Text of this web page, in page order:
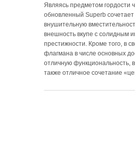
Являясь предметом гордости
обновленный Superb
внушительную
внешность вкупе с солидным
престижности. Кроме того, в
флагмана в числе основных
отличную функциональность,
также отличное сочетание